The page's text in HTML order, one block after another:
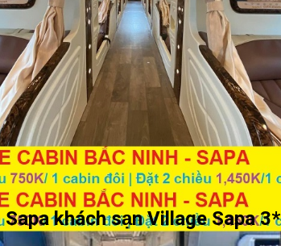
khách sạn Village Sapa 3*